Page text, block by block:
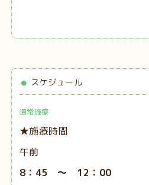
スケジュール
通常施療
★施療時間
午前
8：45 ～ 12：00